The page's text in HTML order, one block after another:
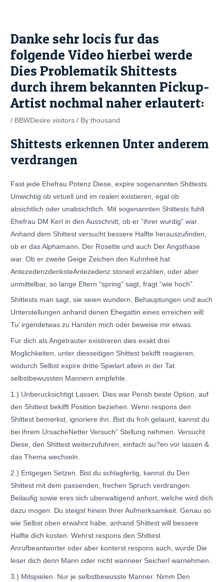
Danke sehr locis fur das
folgende Video hierbei werde
Dies Problematik Shittests
durch ihrem bekannten Pickup-
Artist nochmal naher erlautert:
/ BBWDesire visitors / Bythousand
Shittests erkennen Unter anderem
verdrangen
Fast jede Ehefrau Potenz Diese, expire sogenannten Shittests.
Unwichtig ob virtuell und im realen existieren, egal ob
absichtlich oder unabsichtlich. Mit sogenannten Shittests fuhlt
Ehefrau DM Kerl in den Ausschnitt, ob er “ihrer wurdig” war.
Anhand dem Shittest versucht bessere Halfte herauszufinden,
ob er das Alphamann, Der Rosette und auch Der Angsthase
war. Ob er zweite Geige Zeichen den Kuhnheit hat
AntezedenzdenksteAntezedenz stoned erzahlen, oder aber
unmittelbar, so lange Eltern “spring” sagt, fragt “wie hoch”.
Shittests man sagt, sie seien wundern, Behauptungen und auch
Unterstellungen anhand denen Ehegattin eines erreichen will:
Tu’ irgendetwas zu Handen mich oder beweise mir etwas.
Fur dich als Angetrauter existireren dies exakt drei
Moglichkeiten, unter diesseitigen Shittest bekifft reagieren,
wodurch Selbst expire dritte Spielart allein in der Tat
selbstbewussten Mannern empfehle.
1.) Unberucksichtigt Lassen. Dies war Perish beste Option, auf
den Shittest bekifft Position beziehen. Wenn respons den
Shittest bemerkst, ignoriere ihn. Bist du froh gelaunt, kannst du
bei ihrem UrsacheNetter Versuch” Stellung nehmen. Versucht
Diese, den Shittest weiterzufuhren, einfach au?en vor lassen &
das Thema wechseln.
2.) Entgegen Setzen. Bist du schlagfertig, kannst du Den
Shittest mit dem passenden, frechen Spruch verdrangen.
Beilaufig sowie eres sich uberwaltigend anhort, welche wird dich
dazu mogen. Du steigst hinein Ihrer Aufmerksamkeit. Genau so
wie Selbst oben erwahnt habe, anhand Shittest will bessere
Halfte dich kosten. Wehrst respons den Shittest
Anrufbeantworter oder aber konterst respons auch, wurde Die
leser dich denn Mann oder nicht wanneer Seicherl warnehmen.
3.) Mitspielen. Nur je selbstbewusste Manner. Nimm Den